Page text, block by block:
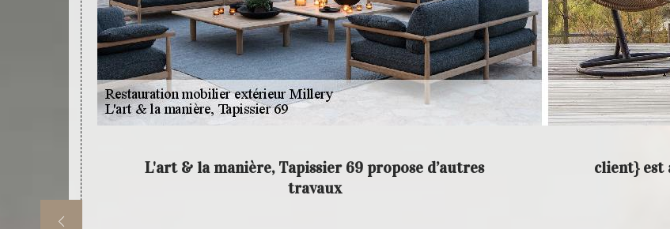
L'art & la manière, Tapissier 69 propose d’autres
travaux
client} est